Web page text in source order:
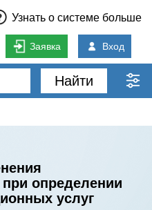
Узнать о системе больше
Заявка Вход
Найти
при определении
услуг